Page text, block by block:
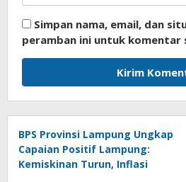
Simpan nama, email, dan
peramban ini untuk komentar
BPS Provinsi Lampung Ungkap
Capaian Positif Lampung:
Kemiskinan Turun, Inflasi